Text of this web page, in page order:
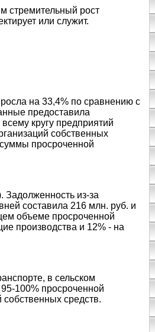
стремительный рост
или служит.
на 33,4% по сравнению с
предоставила
кругу предприятий
собственных
просроченной
Задолженность из-за
составила 216 млн. руб. и
объеме просроченной
производства и 12% - на
в сельском
100% просроченной
собственных средств.